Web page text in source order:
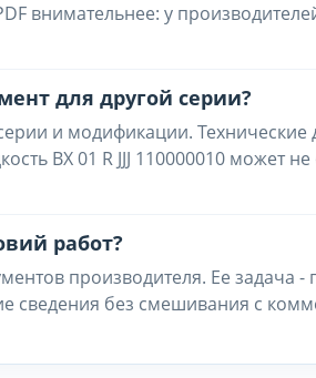
внимательнее: у
для другой серии?
и модификации. Технические
BX 01 R JJJ 110000010 может
работ?
производителя. Ее задача
сведения без смешивания с